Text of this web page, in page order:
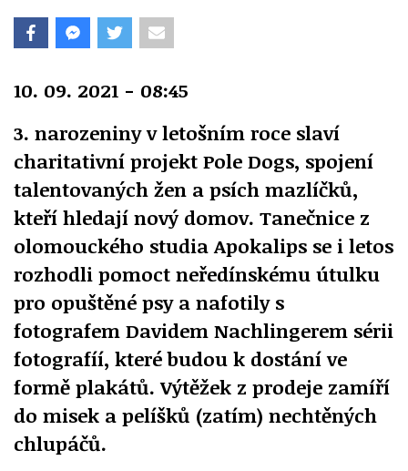
10. 09. 2021 - 08:45
3. narozeniny v letošním roce slaví
charitativní projekt Pole Dogs, spojení
talentovaných žen a psích mazlíčků,
kteří hledají nový domov. Tanečnice z
olomouckého studia Apokalips se i letos
rozhodli pomoct neředínskému útulku
pro opuštěné psy a nafotily s
fotografem Davidem Nachlingerem sérii
fotografíí, které budou k dostání ve
formě plakátů. Výtěžek z prodeje zamíří
do misek a pelíšků (zatím) nechtěných
chlupáčů.